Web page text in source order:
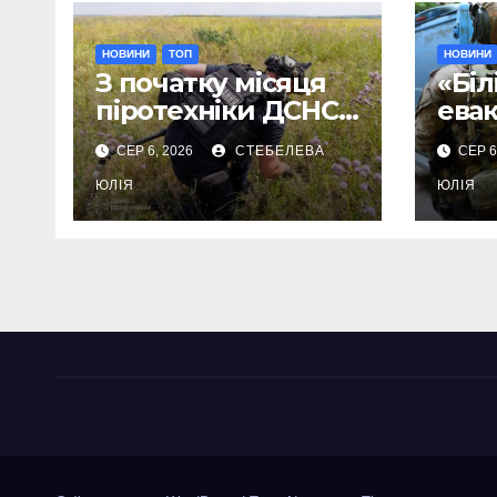
НОВИНИ ТОП
З початку місяця
піротехніки ДСНС
знищили 18
вибухонебезпечни
х предметів
СЕР 6, 2026 СТЕБЕЛЕВА
ЮЛІЯ
НОВИНИ
СЕР
ЮЛІЯ